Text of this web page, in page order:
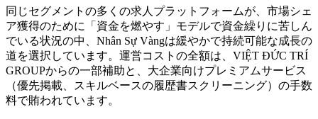
同じセグメントの多くの求人プラットフォームが、市場シェ
ア獲得のために「資金を燃やす」モデルで資金繰りに苦しん
でいる状況の中、Nhân Sự Vàngは緩やかで持続可能な成長の
道を選択しています。運営コストの全額は、VIỆT ĐỨC TRÍ
GROUPからの一部補助と、大企業向けプレミアムサービス
（優先掲載、スキルベースの履歴書スクリーニング）の手数
料で賄われています。